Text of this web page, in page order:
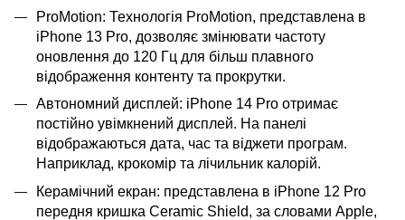
ProMotion: Технологія ProMotion, представлена ​​в
iPhone 13 Pro, дозволяє змінювати частоту
оновлення до 120 Гц для більш плавного
відображення контенту та прокрутки.
Автономний дисплей: iPhone 14 Pro отримає
постійно увімкнений дисплей. На панелі
відображаються дата, час та віджети програм.
Наприклад, крокомір та лічильник калорій.
Керамічний екран: представлена ​​в iPhone 12 Pro
передня кришка Ceramic Shield, за словами Apple,